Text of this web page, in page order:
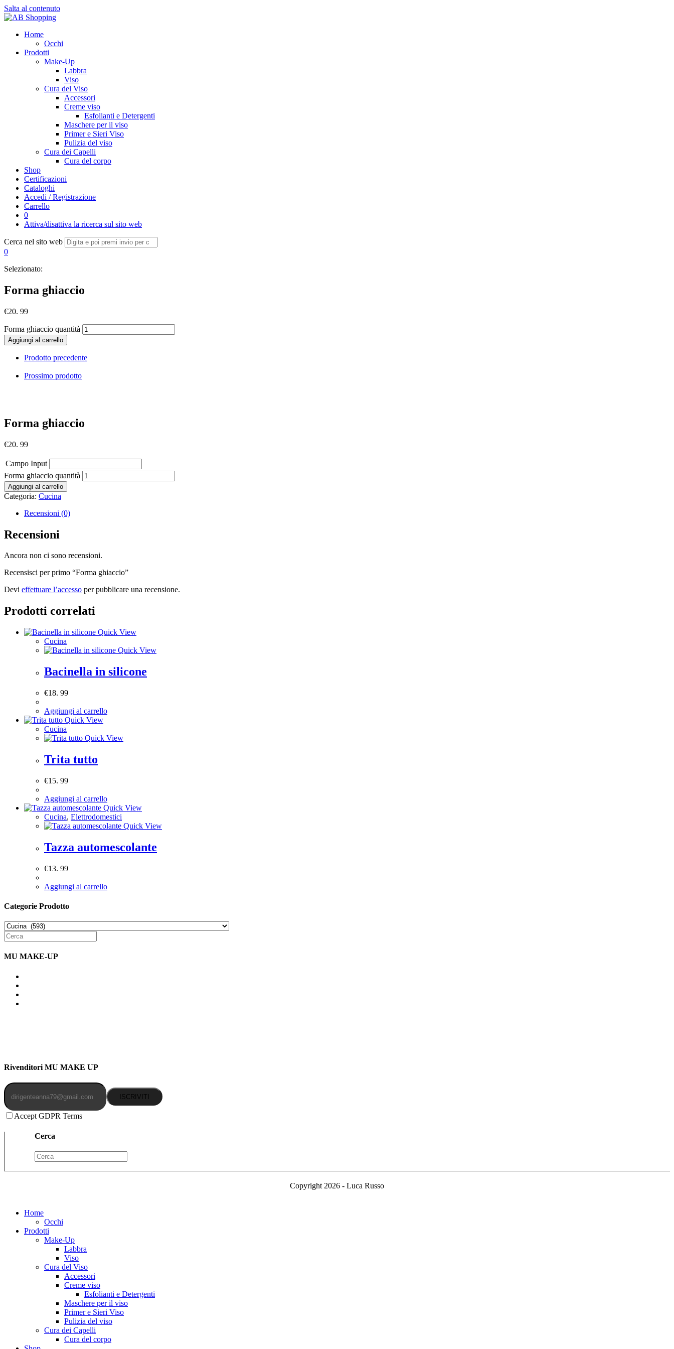
Salta al contenuto
Home
Occhi
Prodotti
Make-Up
Labbra
Viso
Cura del Viso
Accessori
Creme viso
Esfolianti e Detergenti
Maschere per il viso
Primer e Sieri Viso
Pulizia del viso
Cura dei Capelli
Cura del corpo
Shop
Certificazioni
Cataloghi
Accedi / Registrazione
Carrello
0
Attiva/disattiva la ricerca sul sito web
Cerca nel sito web
0
Selezionato:
Forma ghiaccio
€20. 99
Forma ghiaccio quantità
Aggiungi al carrello
Prodotto precedente
Prossimo prodotto
Forma ghiaccio
€20. 99
Campo Input
Forma ghiaccio quantità
Aggiungi al carrello
Categoria: Cucina
Recensioni (0)
Recensioni
Ancora non ci sono recensioni.
Recensisci per primo “Forma ghiaccio”
Devi effettuare l’accesso per pubblicare una recensione.
Prodotti correlati
Quick View
Cucina
Quick View
Bacinella in silicone
€18. 99
Aggiungi al carrello
Quick View
Cucina
Quick View
Trita tutto
€15. 99
Aggiungi al carrello
Quick View
Cucina, Elettrodomestici
Quick View
Tazza automescolante
€13. 99
Aggiungi al carrello
Categorie Prodotto
MU MAKE-UP
Rivenditori MU MAKE UP
ISCRIVITI
Accept GDPR Terms
Cerca
Copyright 2026 - Luca Russo
Home
Occhi
Prodotti
Make-Up
Labbra
Viso
Cura del Viso
Accessori
Creme viso
Esfolianti e Detergenti
Maschere per il viso
Primer e Sieri Viso
Pulizia del viso
Cura dei Capelli
Cura del corpo